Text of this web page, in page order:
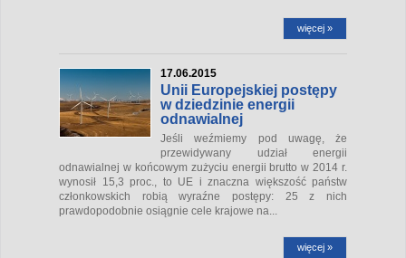
więcej »
17.06.2015
Unii Europejskiej postępy
w dziedzinie energii
odnawialnej
Jeśli weźmiemy pod uwagę, że
przewidywany udział energii
odnawialnej w końcowym zużyciu energii brutto w 2014 r.
wynosił 15,3 proc., to UE i znaczna większość państw
członkowskich robią wyraźne postępy: 25 z nich
prawdopodobnie osiągnie cele krajowe na...
więcej »